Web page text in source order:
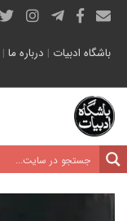
باشگاه ادبیات | درباره ما |